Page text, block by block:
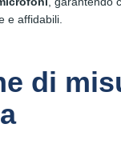
e affidabili.
di